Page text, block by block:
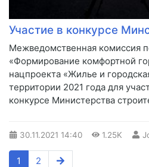
Участие в конкурсе
​Межведомственная комиссия
«Формирование комфортной
нацпроекта «Жилье и
территории 2021 года для
конкурсе Министерства
30.11.2021 14:40 1.25K
1 2